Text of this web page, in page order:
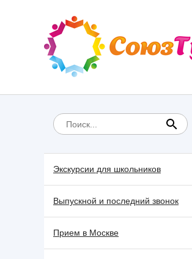
Экскурсии для школьников
Выпускной и последний звонок
Прием в Москве